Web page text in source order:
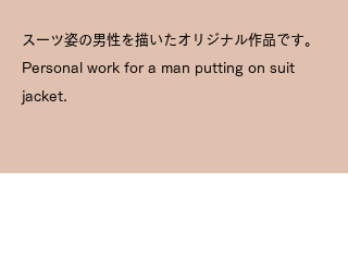
スーツ姿の男性を描いたオリジナル作品です。
Personal work for a man putting on suit
jacket.